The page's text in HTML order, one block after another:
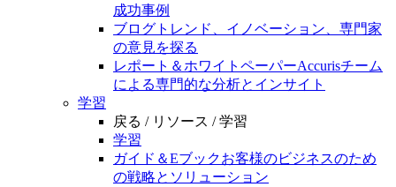
成功事例
ブログ トレンド、イノベーション、専門家
の意見を探る
レポート＆ホワイトペーパーAccurisチーム
による専門的な分析とインサイト
学習
戻る / リソース /学習
学習
ガイド＆Eブックお客様のビジネスのため
の戦略とソリューション